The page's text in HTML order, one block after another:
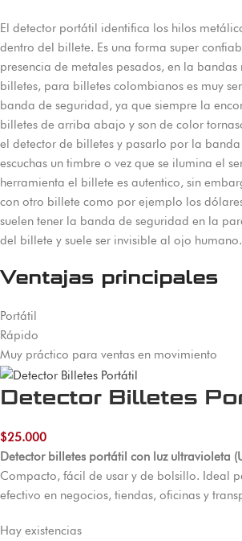
El detector portátil identifica los hilos
dentro del billete. Es una forma super
presencia de metales pesados, en la
billetes, para billetes colombianos es muy
banda de seguridad, ya que siempre la
billetes de arriba abajo y son de color
el detector de billetes y pasarlo por la
escuchas un timbre o vez que se ilumina el
herramienta el billete es autentico, sin
con otro billete como por ejemplo los
suelen tener la banda de seguridad en la
del billete y suele ser invisible al ojo humano.
Ventajas principales
Portátil
Rápido
Muy práctico para ventas en movimiento
Detector Billetes
$25.000
Detector billetes portátil con luz ultravioleta
Compacto, fácil de usar y de bolsillo. Ideal
efectivo en negocios, tiendas, oficinas y
Hay existencias